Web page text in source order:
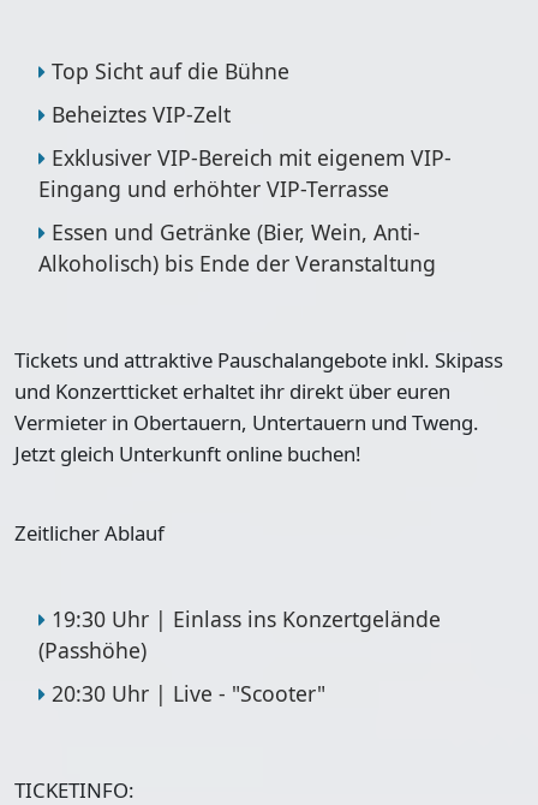
Top Sicht auf die Bühne
Beheiztes VIP-Zelt
Exklusiver VIP-Bereich mit eigenem VIP-
Eingang und erhöhter VIP-Terrasse
Essen und Getränke (Bier, Wein, Anti-
Alkoholisch) bis Ende der Veranstaltung
Tickets und attraktive Pauschalangebote inkl. Skipass
und Konzertticket erhaltet ihr direkt über euren
Vermieter in Obertauern, Untertauern und Tweng.
Jetzt gleich Unterkunft online buchen!
Zeitlicher Ablauf
19:30 Uhr | Einlass ins Konzertgelände
(Passhöhe)
20:30 Uhr | Live - "Scooter"
TICKETINFO: